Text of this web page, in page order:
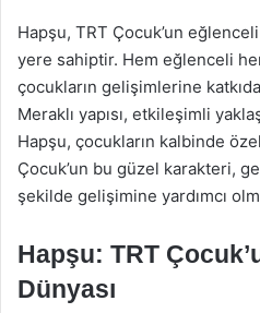
Hapşu, TRT Çocuk’un
yere sahiptir. Hem eğlenceli
çocukların gelişimlerine
Meraklı yapısı, etkileşimli
Hapşu, çocukların kalbinde
Çocuk’un bu güzel karakteri,
şekilde gelişimine yardımcı
Hapşu: TRT
Dünyası